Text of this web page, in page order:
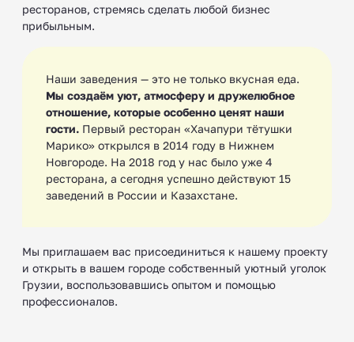
ресторанов, стремясь сделать любой бизнес
прибыльным.
Наши заведения — это не только вкусная еда.
Мы создаём уют, атмосферу и дружелюбное
отношение, которые особенно ценят наши
гости. Первый ресторан «Хачапури тётушки
Марико» открылся в 2014 году в Нижнем
Новгороде. На 2018 год у нас было уже 4
ресторана, а сегодня успешно действуют 15
заведений в России и Казахстане.
Мы приглашаем вас присоединиться к нашему проекту
и открыть в вашем городе собственный уютный уголок
Грузии, воспользовавшись опытом и помощью
профессионалов.